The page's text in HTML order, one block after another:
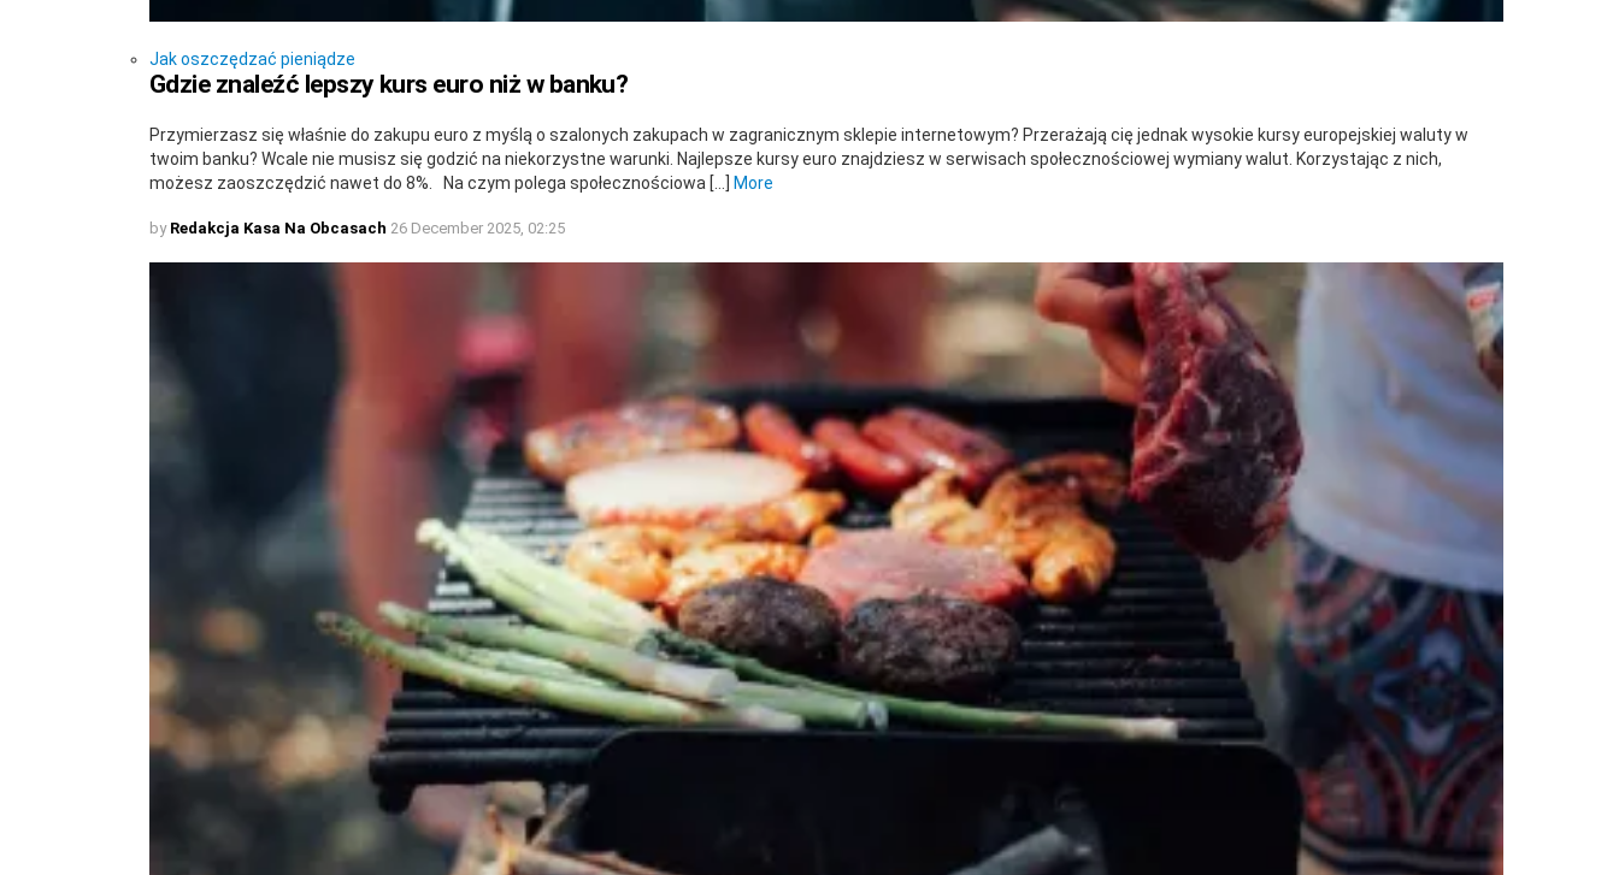
Jak oszczędzać pieniądze
Gdzie znaleźć lepszy kurs euro niż w banku?
Przymierzasz się właśnie do zakupu euro z myślą o szalonych zakupach w zagranicznym sklepie internetowym? Przerażają cię jednak wysokie kursy europejskiej waluty w
twoim banku? Wcale nie musisz się godzić na niekorzystne warunki. Najlepsze kursy euro znajdziesz w serwisach społecznościowej wymiany walut. Korzystając z nich,
możesz zaoszczędzić nawet do 8%. Na czym polega społecznościowa […]
More
by Redakcja Kasa Na Obcasach 26 December 2025, 02:25